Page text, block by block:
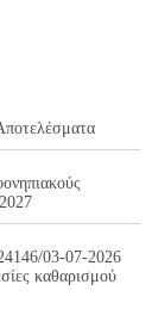
03-07-2026
καθαρισμού